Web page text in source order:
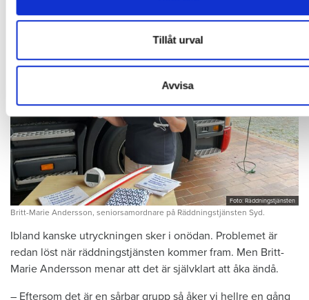
du har använt deras tjänster.
Tillåt urval
Avvisa
Foto: Räddningstjänsten
Britt-Marie Andersson, seniorsamordnare på Räddningstjänsten Syd.
Ibland kanske utryckningen sker i onödan. Problemet är
redan löst när räddningstjänsten kommer fram. Men Britt-
Marie Andersson menar att det är självklart att åka ändå.
– Eftersom det är en sårbar grupp så åker vi hellre en gång